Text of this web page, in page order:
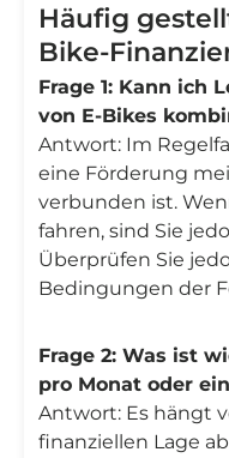
Häufig
Bike-
Frage 1: Kann ich
von E-Bikes
Antwort: Im
eine Förderung
verbunden ist.
fahren, sind Sie
Überprüfen Sie
Bedingungen der
Frage 2: Was ist
pro Monat oder
Antwort: Es hängt
finanziellen Lage